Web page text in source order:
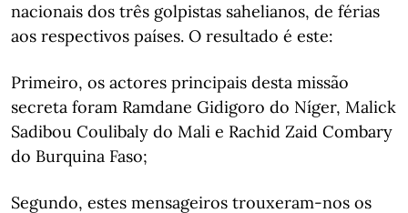
nacionais dos três golpistas sahelianos, de férias
aos respectivos países. O resultado é este:
Primeiro, os actores principais desta missão
secreta foram Ramdane Gidigoro do Níger, Malick
Sadibou Coulibaly do Mali e Rachid Zaid Combary
do Burquina Faso;
Segundo, estes mensageiros trouxeram-nos os